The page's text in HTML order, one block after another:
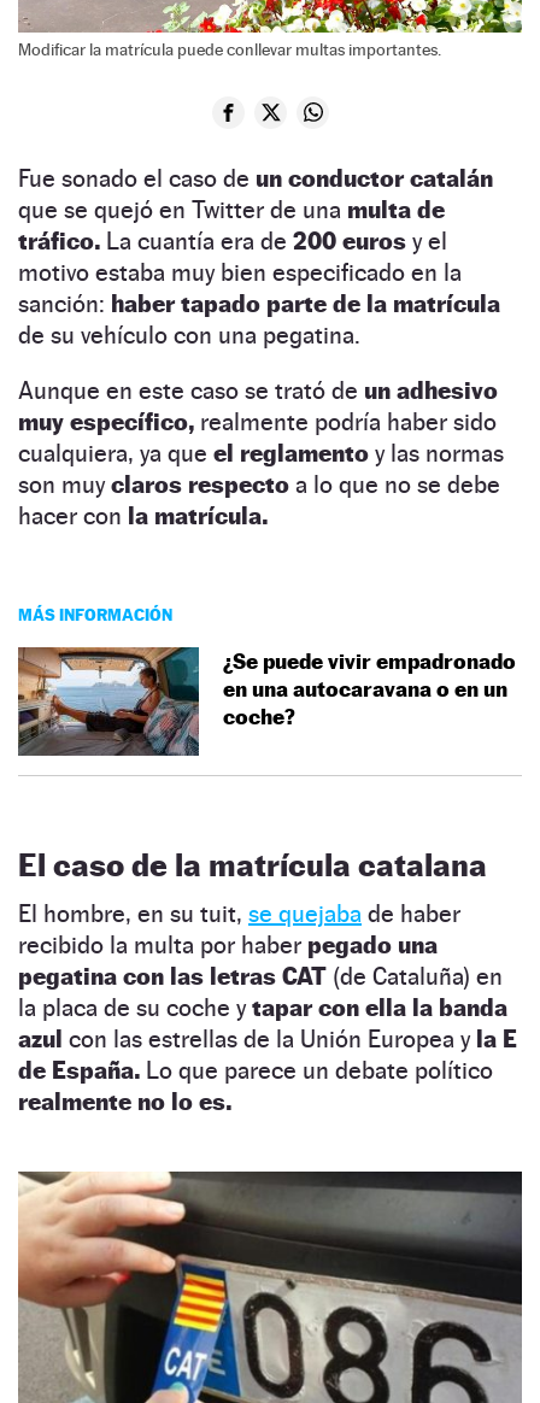
Modificar la matrícula puede conllevar multas importantes.
Fue sonado el caso de un conductor catalán
que se quejó en Twitter de una multa de
tráfico. La cuantía era de 200 euros y el
motivo estaba muy bien especificado en la
sanción: haber tapado parte de la matrícula
de su vehículo con una pegatina.
Aunque en este caso se trató de un adhesivo
muy específico, realmente podría haber sido
cualquiera, ya que el reglamento y las normas
son muyclaros respecto a lo que no se debe
hacer con la matrícula.
MÁS INFORMACIÓN
¿Se puede vivir empadronado
en una autocaravana o en un
coche?
El caso de la matrícula catalana
El hombre, en su tuit, se quejaba de haber
recibido la multa por haber pegado una
pegatina con las letras CAT (de Cataluña) en
la placa de su coche ytapar con ella la banda
azul con las estrellas de la Unión Europea yla E
de España. Lo que parece un debate político
realmente no lo es.